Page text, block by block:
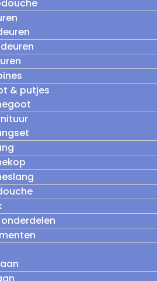
& putjes